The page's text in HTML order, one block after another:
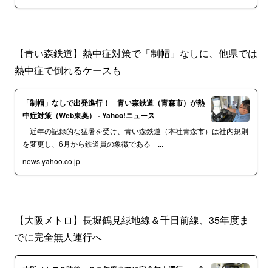
【青い森鉄道】熱中症対策で「制帽」なしに、他県では
熱中症で倒れるケースも
「制帽」なしで出発進行！ 青い森鉄道（青森市）が熱
中症対策（Web東奥） - Yahoo!ニュース
近年の記録的な猛暑を受け、青い森鉄道（本社青森市）は社内規則
を変更し、6月から鉄道員の象徴である「...
news.yahoo.co.jp
【大阪メトロ】長堀鶴見緑地線＆千日前線、35年度ま
でに完全無人運行へ